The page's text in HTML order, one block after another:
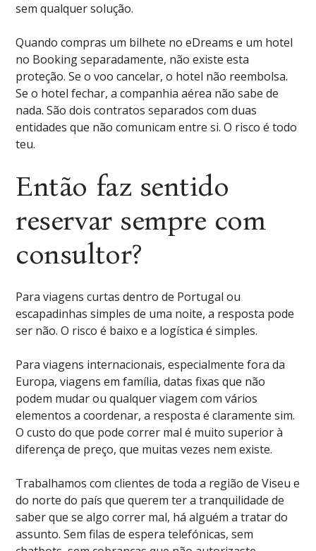
sem qualquer solução.
Quando compras um bilhete no eDreams e um hotel
no Booking separadamente, não existe esta
proteção. Se o voo cancelar, o hotel não reembolsa.
Se o hotel fechar, a companhia aérea não sabe de
nada. São dois contratos separados com duas
entidades que não comunicam entre si. O risco é todo
teu.
Então faz sentido
reservar sempre com
consultor?
Para viagens curtas dentro de Portugal ou
escapadinhas simples de uma noite, a resposta pode
ser não. O risco é baixo e a logística é simples.
Para viagens internacionais, especialmente fora da
Europa, viagens em família, datas fixas que não
podem mudar ou qualquer viagem com vários
elementos a coordenar, a resposta é claramente sim.
O custo do que pode correr mal é muito superior à
diferença de preço, que muitas vezes nem existe.
Trabalhamos com clientes de toda a região de Viseu e
do norte do país que querem ter a tranquilidade de
saber que se algo correr mal, há alguém a tratar do
assunto. Sem filas de espera telefónicas, sem